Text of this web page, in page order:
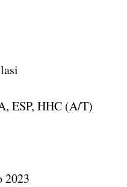
ESP, HHC (A/T)
2023